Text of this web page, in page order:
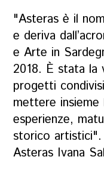
"Asteras è il
e deriva
e Arte in
2018. È stata la
progetti
mettere
esperienze,
storico artistici".
Asteras Ivana